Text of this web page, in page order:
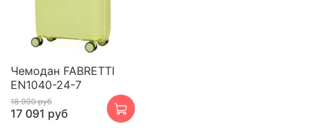
Чемодан FABRETTI
EN1040-24-7
18 990 руб
17 091 руб